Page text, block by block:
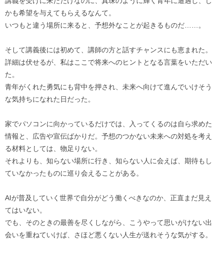
かも希望を与えてもらえるなんて。
いつもと違う場所に来ると、予想外なことが起きるものだ……。
そして講義後には初めて、講師の方と話すチャンスにも恵まれた。
詳細は伏せるが、私はここで将来へのヒントとなる言葉をいただい
た。
青年がくれた勇気にも背中を押され、未来へ向けて進んでいけそう
な気持ちになれた日だった。
家でパソコンに向かっているだけでは、入ってくるのは自ら求めた
情報と、広告や宣伝ばかりだ。予想のつかない未来への対処を考え
る材料としては、物足りない。
それよりも、知らない場所に行き、知らない人に会えば、期待もし
ていなかったものに巡り会えることがある。
AIが普及していく世界で自分がどう働くべきなのか、正直まだ見え
てはいない。
でも、そのときの最善を尽くしながら、こうやって思いがけない出
会いを重ねていけば、さほど悪くない人生が送れそうな気がする。